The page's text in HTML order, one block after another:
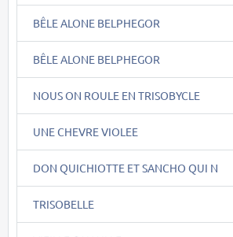
BÊLE ALONE BELPHEGOR
BÊLE ALONE BELPHEGOR
NOUS ON ROULE EN TRISOBYCLE
UNE CHEVRE VIOLEE
DON QUICHIOTTE ET SANCHO QUI N
TRISOBELLE